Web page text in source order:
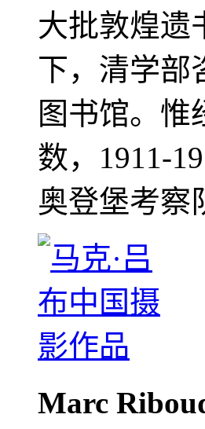
大批敦煌遗
下，清学部
图书馆。惟
数，1911-
奥登堡考察
Marc